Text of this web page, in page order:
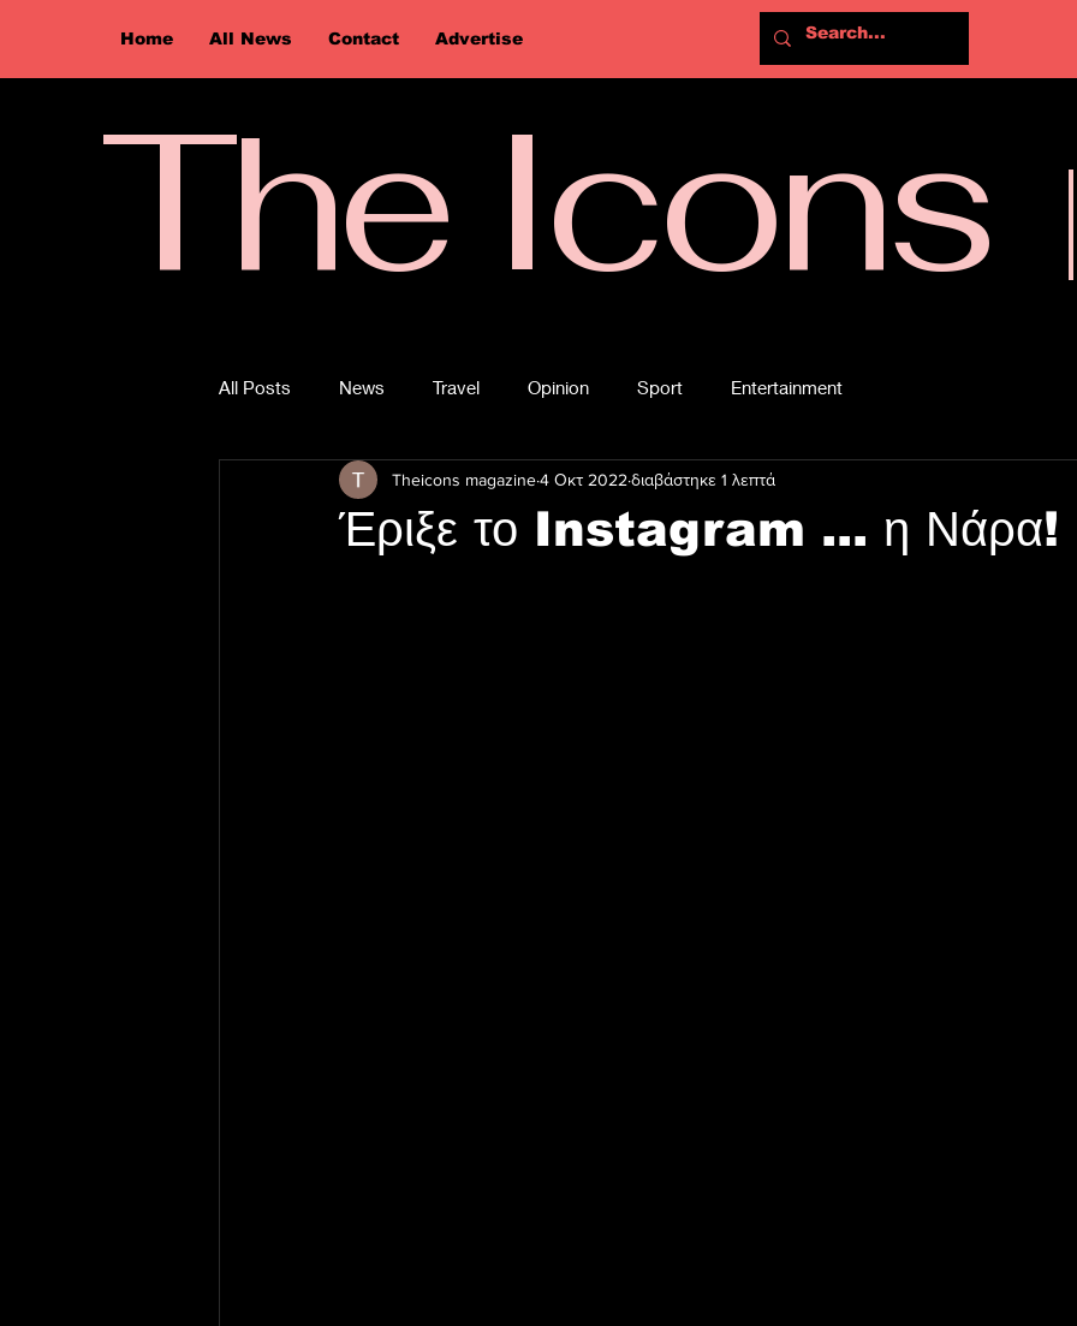
Home All News Contact Advertise
The Icons
All Posts News Travel Opinion Sport Entertainment
Έριξε το Instagram ... η
Theicons magazine4 Οκτ 2022 διαβάστηκε 1 λεπτά